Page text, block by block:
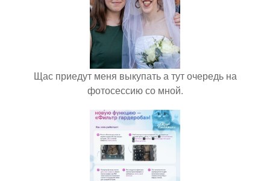
Щас приедут меня выкупать а тут очередь на
фотосессию со мной.